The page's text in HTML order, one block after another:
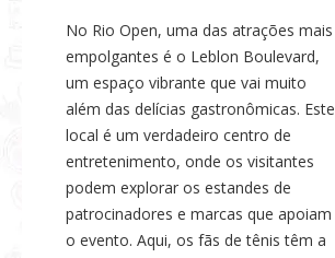
No Rio Open, uma das atrações mais
empolgantes é o Leblon Boulevard,
um espaço vibrante que vai muito
além das delícias gastronômicas. Este
local é um verdadeiro centro de
entretenimento, onde os visitantes
podem explorar os estandes de
patrocinadores e marcas que apoiam
o evento. Aqui, os fãs de tênis têm a